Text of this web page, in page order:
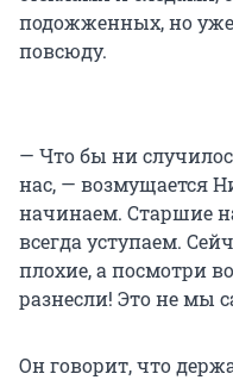
подожженных, но
повсюду.
— Что бы ни
нас, — возмущается
начинаем. Старшие
всегда уступаем.
плохие, а посмотри
разнесли! Это не мы
Он говорит, что